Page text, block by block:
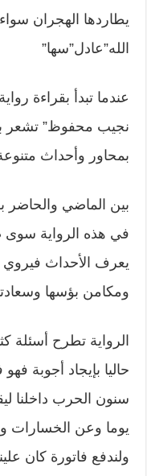
يطاردها الهجران
الله”عادل”سها”
عندما تبدأ بقراءة
نجيب محفوظ” تشعر
بمحاور وأحداث
بين الماضي والحاضر
في هذه الرواية
يعرف الأحداث فيروي
ومكامن بؤسها
الرواية تطرح أسئلة
حاليا بإيجاد أجوبة
سنون الحرب داخلنا
يوما وعن الخسارات
ولندفع فاتورة كان